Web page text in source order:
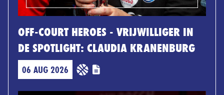
OFF-COURT HEROES - VRIJWILLIGER IN
DE SPOTLIGHT: CLAUDIA KRANENBURG
06 AUG 2026